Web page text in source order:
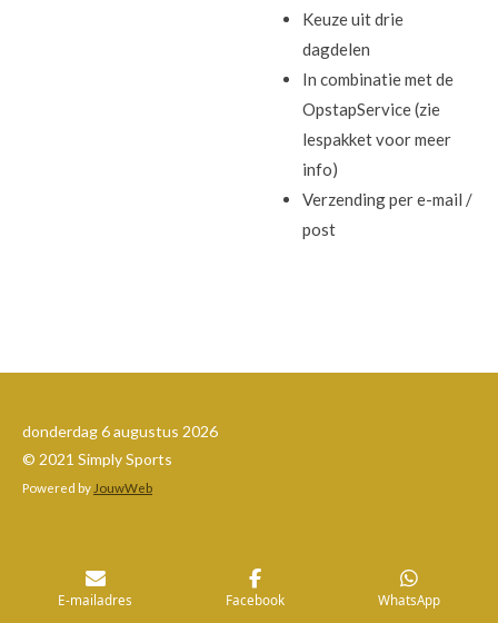
Keuze uit drie
dagdelen
In combinatie met de
OpstapService (zie
lespakket voor meer
info)
Verzending per e-mail /
post
donderdag 6 augustus 2026
© 2021 Simply Sports
Powered by JouwWeb
E-mailadres Facebook WhatsApp